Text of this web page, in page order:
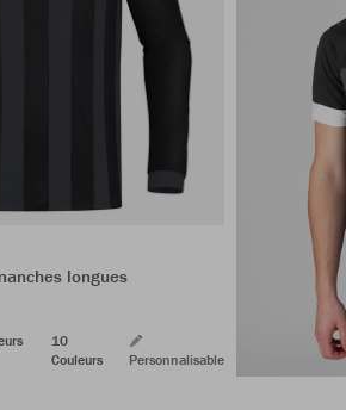
longues
10
Couleurs
Personnalisable